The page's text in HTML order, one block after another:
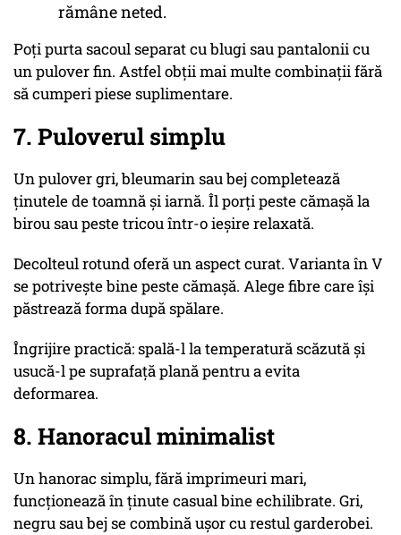
rămâne neted.
Poți purta sacoul separat cu blugi sau pantalonii cu
un pulover fin. Astfel obții mai multe combinații fără
să cumperi piese suplimentare.
7. Puloverul simplu
Un pulover gri, bleumarin sau bej completează
ținutele de toamnă și iarnă. Îl porți peste cămașă la
birou sau peste tricou într-o ieșire relaxată.
Decolteul rotund oferă un aspect curat. Varianta în V
se potrivește bine peste cămașă. Alege fibre care își
păstrează forma după spălare.
Îngrijire practică: spală-l la temperatură scăzută și
usucă-l pe suprafață plană pentru a evita
deformarea.
8. Hanoracul minimalist
Un hanorac simplu, fără imprimeuri mari,
funcționează în ținute casual bine echilibrate. Gri,
negru sau bej se combină ușor cu restul garderobei.